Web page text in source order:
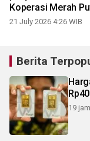
Koperasi Merah
21 July 2026 4:26 WIB
Berita
19